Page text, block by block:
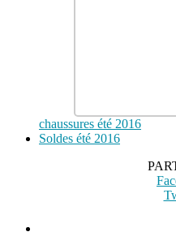
chaussures été 2016
Soldes été 2016